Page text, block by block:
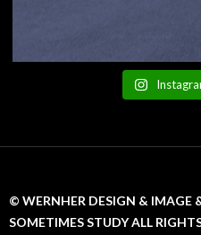
© WERNHER DESIGN &
SOMETIMES STUDY ALL